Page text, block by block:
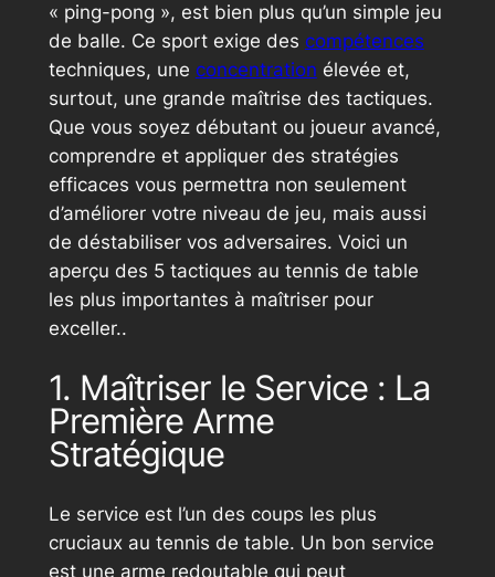
« ping-pong », est bien plus qu’un simple jeu
de balle. Ce sport exige des compétences
techniques, une concentration élevée et,
surtout, une grande maîtrise des tactiques.
Que vous soyez débutant ou joueur avancé,
comprendre et appliquer des stratégies
efficaces vous permettra non seulement
d’améliorer votre niveau de jeu, mais aussi
de déstabiliser vos adversaires. Voici un
aperçu des 5 tactiques au tennis de table
les plus importantes à maîtriser pour
exceller..
1. Maîtriser le Service : La
Première Arme
Stratégique
Le service est l’un des coups les plus
cruciaux au tennis de table. Un bon service
est une arme redoutable qui peut